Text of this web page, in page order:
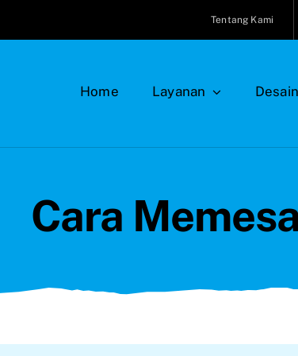
Tentang Kami
Home Layanan
Cara